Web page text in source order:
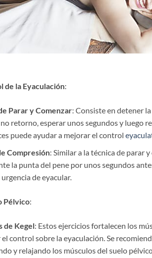
de la Eyaculación:
Parar y Comenzar: Consiste en detener
retorno, esperar unos segundos y luego
puede ayudar a mejorar el control
Compresión: Similar a la técnica de parar
la punta del pene por unos segundos
de eyacular.
Pélvico:
de Kegel: Estos ejercicios fortalecen los
control sobre la eyaculación. Se
y relajando los músculos del suelo